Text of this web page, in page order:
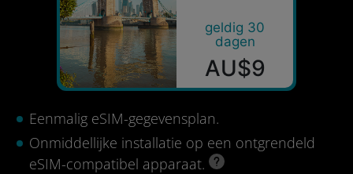
geldig 30
dagen
AU$9
Eenmalig eSIM-gegevensplan.
Onmiddellijke installatie op een ontgrendeld
eSIM-compatibel apparaat.